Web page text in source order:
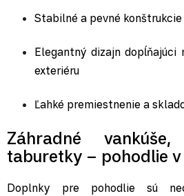
Stabilné a pevné
Elegantný dizajn
exteriéru
Ľahké premiestnenie a
Záhradné
taburetky – pohodlie
Doplnky pre pohodlie sú